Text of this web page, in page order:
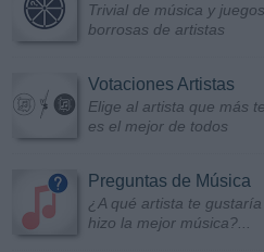
Trivial de música y
borrosas de artistas
Votaciones Artistas
Elige al artista que más
es el mejor de todos
Preguntas de Música
¿A qué artista te
hizo la mejor música?...